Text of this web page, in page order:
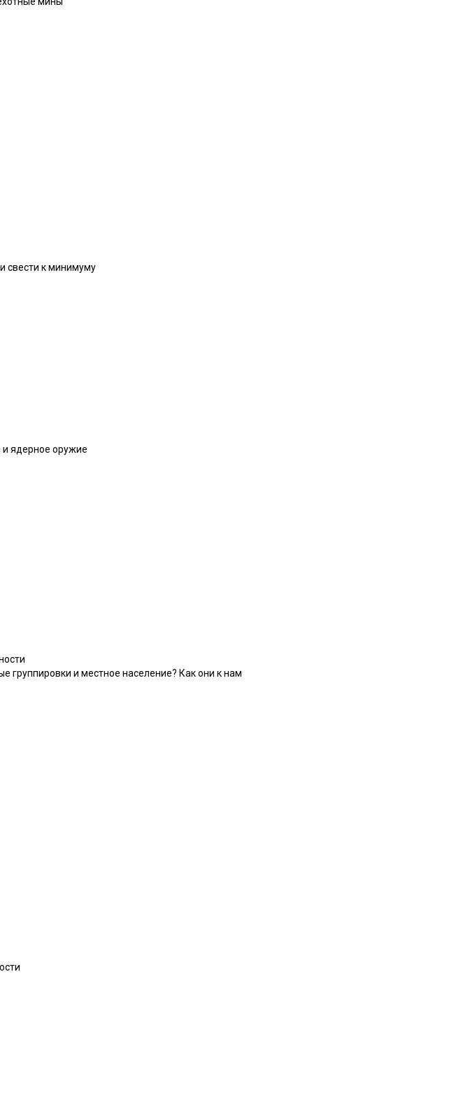
свести к минимуму
и ядерное оружие
группировки и местное население? Как они к нам